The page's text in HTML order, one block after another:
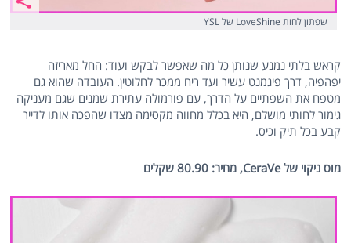
שפתון לחות LoveShine של YSL
קראש בלתי נמנע שנותן כל מה שאפשר לבקש ועוד: החל מאריזה
יפהפיה, דרך פיגמנט עשיר ועד ריח ממכר לחלוטין. העובדה שהוא גם
מטפח את השפתיים על הדרך, עם פורמולה עתירת שמנים שגם מעניקה
גימור לחותי מושלם, היא בכלל מחווה מקסימה מצדו שהפכה אותו לדייר
קבע בכל תיק וכיס.
מוס ניקוי של CeraVe, מחיר: 80.90 שקלים